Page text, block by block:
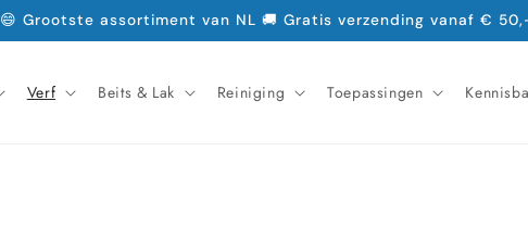
😄 Grootste assortiment van NL 🚚 Gratis verzending vanaf €
Verf Beits & Lak Reiniging Toepassingen